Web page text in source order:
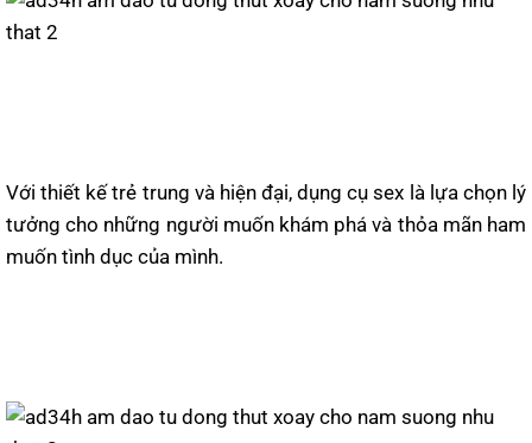
Với thiết kế trẻ trung và hiện đại, dụng cụ sex là lựa chọn lý
tưởng cho những người muốn khám phá và thỏa mãn ham
muốn tình dục của mình.